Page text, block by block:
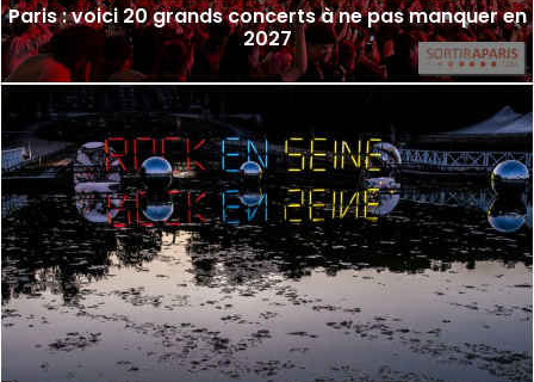
Paris : voici 20 grands concerts à ne pas manquer en
2027